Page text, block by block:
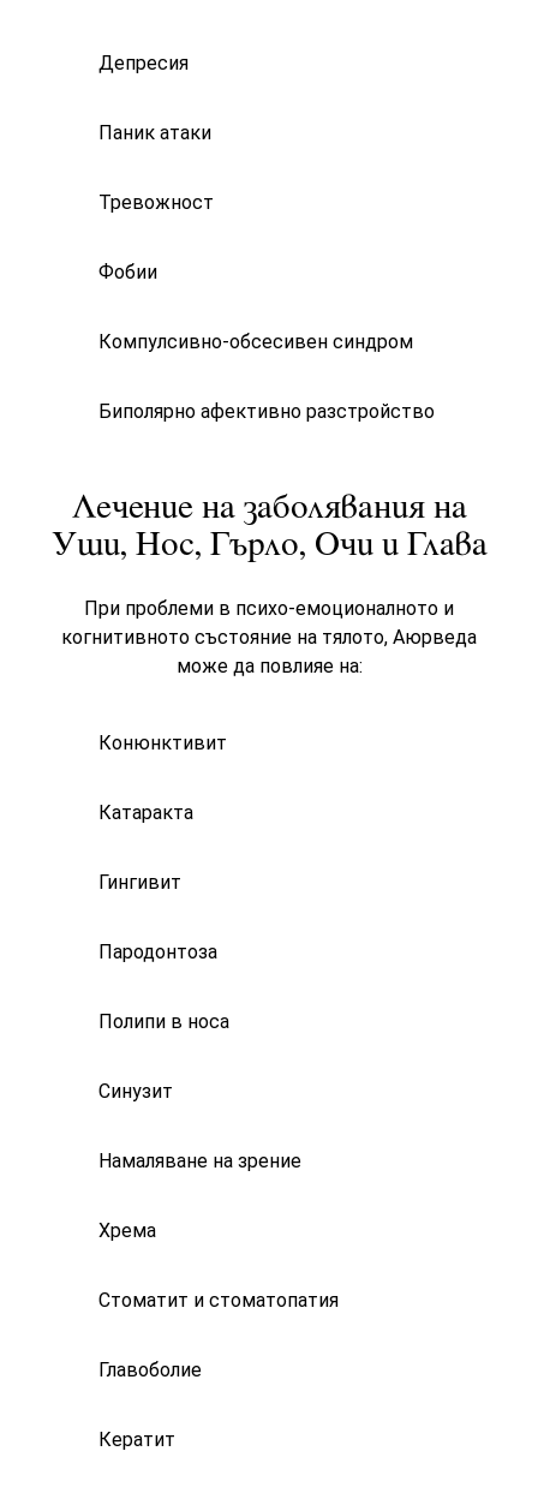
Депресия
Паник атаки
Тревожност
Фобии
Компулсивно-обсесивен синдром
Биполярно афективно разстройство
Лечение на заболявания на
Уши, Нос, Гърло, Очи и Глава
При проблеми в психо-емоционалното и
когнитивното състояние на тялото, Аюрведа
може да повлияе на:
Конюнктивит
Катаракта
Гингивит
Пародонтоза
Полипи в носа
Синузит
Намаляване на зрение
Хрема
Стоматит и стоматопатия
Главоболие
Кератит